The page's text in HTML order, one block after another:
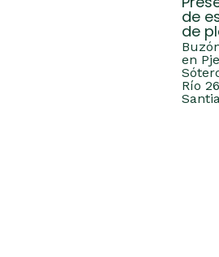
de
de
en
Río